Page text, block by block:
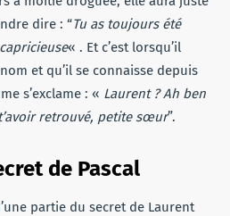
dire : “Tu as toujours été
« . Et c’est lorsqu’il
et qu’il se connaisse depuis
s’exclame : « Laurent ? Ah ben
retrouvé, petite sœur”.
de Pascal
partie du secret de Laurent